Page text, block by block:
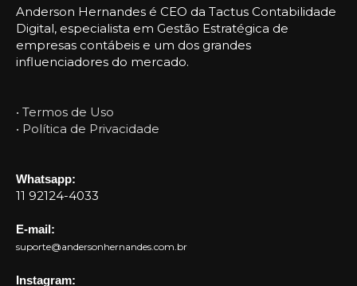
Anderson Hernandes é CEO da Tactus Contabilidade
Digital, especialista em Gestão Estratégica de
empresas contábeis e um dos grandes
influenciadores do mercado.
• Termos de Uso
• Política de Privacidade
Whatsapp:
11 92124-4033
E-mail:
suporte@andersonhernandes.com.br
Instagram: